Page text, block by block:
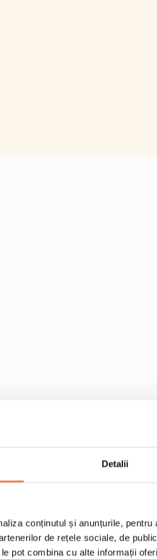
Detalii
conținutul și anunțurile,
de rețele sociale, de
pot combina cu alte informații
1